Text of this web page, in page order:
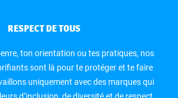
RESPECT DE TOUS
ton orientation ou tes pratiques, nos
sont là pour te protéger et te faire
uniquement avec des marques qui
d’inclusion, de diversité et de respect